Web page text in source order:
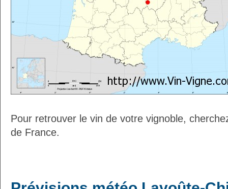
Pour retrouver le vin de votre vignoble,
de France.